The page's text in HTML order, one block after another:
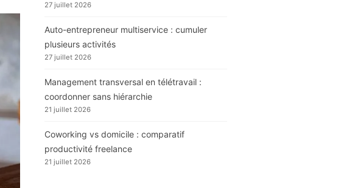
27 juillet 2026
Auto-entrepreneur multiservice : cumuler
plusieurs activités
27 juillet 2026
Management transversal en télétravail :
coordonner sans hiérarchie
21 juillet 2026
Coworking vs domicile : comparatif
productivité freelance
21 juillet 2026